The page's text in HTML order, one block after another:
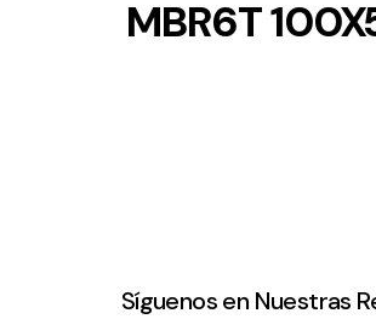
MBR6T
Síguenos en Nuestras